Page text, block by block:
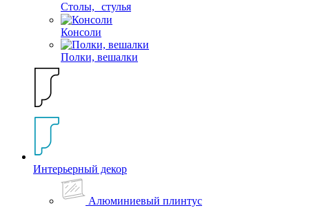
Столы, стулья
Консоли
Полки, вешалки
Интерьерный декор
Алюминиевый плинтус